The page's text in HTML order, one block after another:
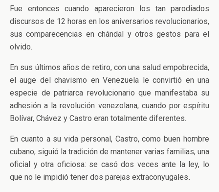
Fue entonces cuando aparecieron los tan parodiados
discursos de 12 horas en los aniversarios revolucionarios,
sus comparecencias en chándal y otros gestos para el
olvido.
En sus últimos años de retiro, con una salud empobrecida,
el auge del chavismo en Venezuela le convirtió en una
especie de patriarca revolucionario que manifestaba su
adhesión a la revolución venezolana, cuando por espíritu
Bolívar, Chávez y Castro eran totalmente diferentes.
En cuanto a su vida personal, Castro, como buen hombre
cubano, siguió la tradición de mantener varias familias, una
oficial y otra oficiosa: se casó dos veces ante la ley, lo
que no le impidió tener dos parejas extraconyugales.